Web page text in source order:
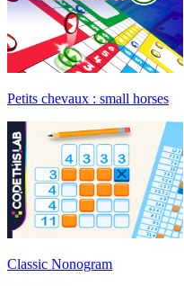
Petits chevaux : small horses
Classic Nonogram